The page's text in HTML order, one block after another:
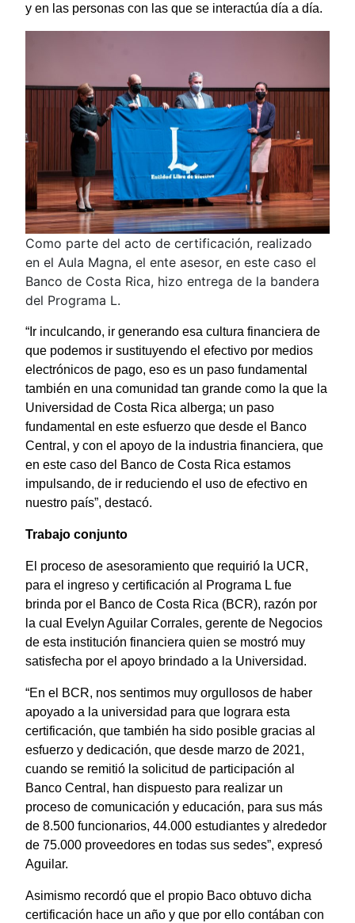
y en las personas con las que se interactúa día a día.
Como parte del acto de certificación, realizado
en el Aula Magna, el ente asesor, en este caso el
Banco de Costa Rica, hizo entrega de la bandera
del Programa L.
“Ir inculcando, ir generando esa cultura financiera de
que podemos ir sustituyendo el efectivo por medios
electrónicos de pago, eso es un paso fundamental
también en una comunidad tan grande como la que la
Universidad de Costa Rica alberga; un paso
fundamental en este esfuerzo que desde el Banco
Central, y con el apoyo de la industria financiera, que
en este caso del Banco de Costa Rica estamos
impulsando, de ir reduciendo el uso de efectivo en
nuestro país”, destacó.
Trabajo conjunto
El proceso de asesoramiento que requirió la UCR,
para el ingreso y certificación al Programa L fue
brinda por el Banco de Costa Rica (BCR), razón por
la cual Evelyn Aguilar Corrales, gerente de Negocios
de esta institución financiera quien se mostró muy
satisfecha por el apoyo brindado a la Universidad.
“En el BCR, nos sentimos muy orgullosos de haber
apoyado a la universidad para que lograra esta
certificación, que también ha sido posible gracias al
esfuerzo y dedicación, que desde marzo de 2021,
cuando se remitió la solicitud de participación al
Banco Central, han dispuesto para realizar un
proceso de comunicación y educación, para sus más
de 8.500 funcionarios, 44.000 estudiantes y alrededor
de 75.000 proveedores en todas sus sedes”, expresó
Aguilar.
Asimismo recordó que el propio Baco obtuvo dicha
certificación hace un año y que por ello contában con